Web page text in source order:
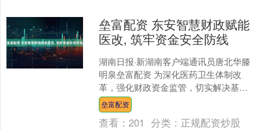
垒富配资 东安智慧财政赋能
医改, 筑牢资金安全防线
湖南日报·新湖南客户端通讯员唐北华滕
明泉垒富配资 为深化医药卫生体制改
革，强化财政资金监管，切实解决基层
医疗机构资金管理中的突出问题，东安
县财政局主动担当，创新....
垒富配资
查看：201 分类： 正规配资炒股